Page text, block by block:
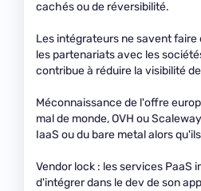
cachés ou de réversibilité.
Les intégrateurs ne savent faire
les partenariats avec les
contribue à réduire la visibilité
Méconnaissance de l'offre
mal de monde, OVH ou
IaaS ou du bare metal alors
Vendor lock : les services PaaS
d'intégrer dans le dev de son